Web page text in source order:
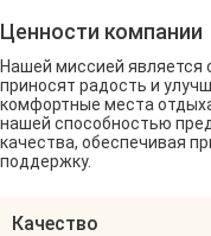
Ценности компании
Нашей миссией является
приносят радость и
комфортные места
нашей способностью
качества, обеспечивая
поддержку.
Качество